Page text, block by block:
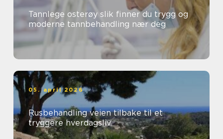
Tannlege osterøy slik finner du trygg og
moderne tannbehandling nær deg
05. april 2026
Rusbehandling veien tilbake til et
tryggere hverdagsliv